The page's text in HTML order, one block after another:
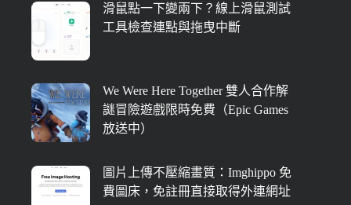
滑鼠點一下變兩下？線上滑鼠測試
工具檢查連點與拖曳中斷
We Were Here Together 雙人合作解
謎冒險遊戲限時免費（Epic Games
放送中）
圖片上傳不壓縮畫質：Imghippo 免
費圖床，免註冊直接取得外連網址